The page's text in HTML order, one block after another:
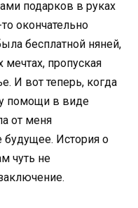
подарков в руках
окончательно
бесплатной няней,
пропуская
И вот теперь, когда
помощи в виде
от меня
будущее. История о
чуть не